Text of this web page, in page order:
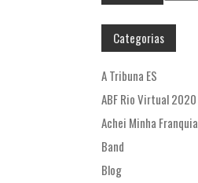
Categorias
A Tribuna ES
ABF Rio Virtual 2020
Achei Minha Franquia
Band
Blog